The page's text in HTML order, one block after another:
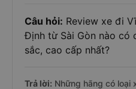
Câu hỏi: Review xe đi
Định từ Sài Gòn nào có
sắc, cao cấp nhất?
Trả lời: Những hãng có loại